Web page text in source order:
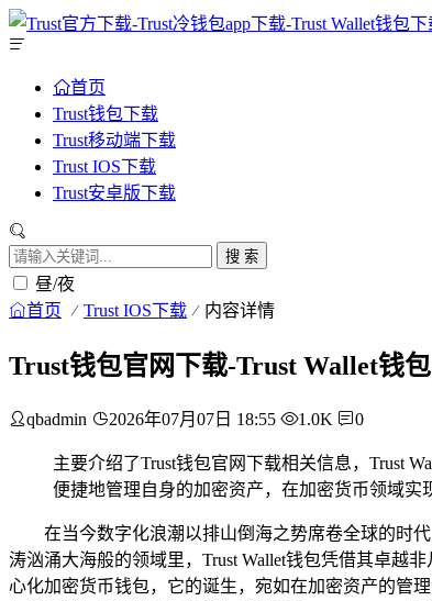
首页
Trust钱包下载
Trust移动端下载
Trust IOS下载
Trust安卓版下载
搜 索
昼/夜
首页 Trust IOS下载 内容详情
Trust钱包官网下载-Trust Wallet钱
qbadmin 2026年07月07日 18:55 1.0K 0
主要介绍了Trust钱包官网下载相关信息，Trust
便捷地管理自身的加密资产，在加密货币领域实
在当今数字化浪潮以排山倒海之势席卷全球的时代
涛汹涌大海般的领域里，Trust Wallet钱包凭借其卓越
心化加密货币钱包，它的诞生，宛如在加密资产的管